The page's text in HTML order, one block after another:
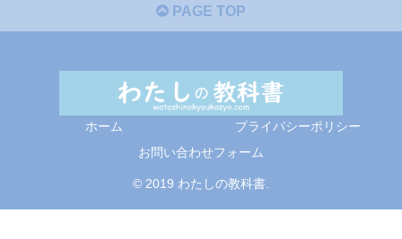
PAGE TOP
ホーム
プライバシーポリシー
お問い合わせフォーム
© 2019 わたしの教科書.